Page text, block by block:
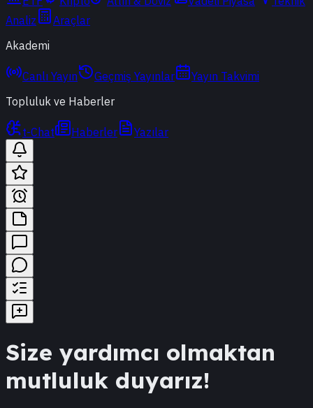
Analiz
Araçlar
Akademi
Canlı Yayın Geçmiş Yayınlar
Yayın Takvimi
Topluluk ve Haberler
t-Chat Haberler Yazılar
Size yardımcı olmaktan
mutluluk duyarız!